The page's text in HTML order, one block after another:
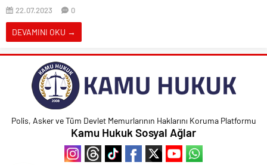
22.07.2023 0
DEVAMINI OKU →
Polis, Asker ve Tüm Devlet Memurlarının Haklarını Koruma Platformu
Kamu Hukuk Sosyal Ağlar